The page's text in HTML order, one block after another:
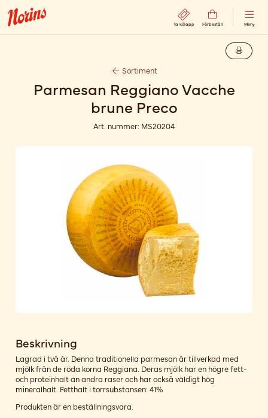
Ta kölapp Förbeställ Meny
Sortiment
Parmesan Reggiano Vacche
brune Preco
Art. nummer: MS20204
Beskrivning
Lagrad i två år. Denna traditionella parmesan är tillverkad med
mjölk från de röda korna Reggiana. Deras mjölk har en högre fett-
och proteinhalt än andra raser och har också väldigt hög
mineralhalt. Fetthalt i torrsubstansen: 41%
Produkten är en beställningsvara.